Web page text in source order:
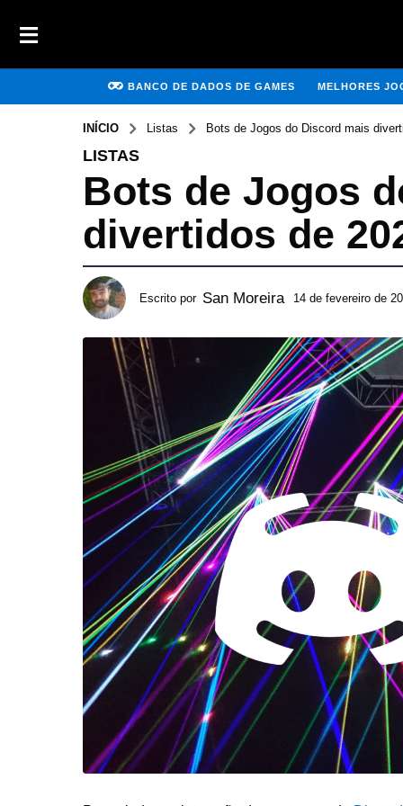
BANCO DE DADOS DE GAMES MELHORES
INÍCIO Listas Bots de Jogos do Discord mais
LISTAS
Bots de Jogos
divertidos de
Escrito por San Moreira 14 de fevereiro de